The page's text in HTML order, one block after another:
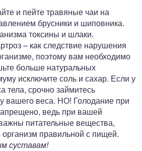
и пейте травяные чаи на
брусники и шиповника.
токсины и шлаки.
– как следствие нарушения
поэтому вам необходимо
больше натуральных
исключите соль и сахар. Если у
тела, срочно займитесь
вашего веса. НО! Голодание при
ведь при вашей
питательные вещества,
правильной с пищей.
суставам!